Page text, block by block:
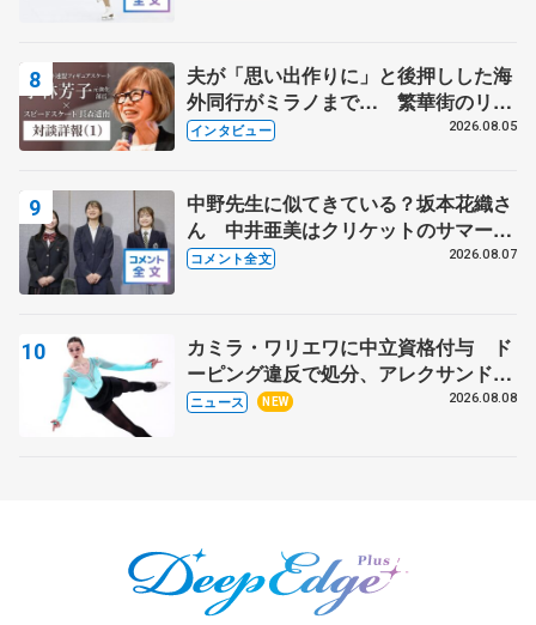
夫が「思い出作りに」と後押しした海
外同行がミラノまで… 繁華街のリン
クでは不良のお兄さんも味方に 小林
インタビュー 2026.08.05
中野先生に似てきている？坂本花織さ
ん 中井亜美はクリケットのサマーキ
ャンプに 島田麻央はたくさん試合に
コメント全文 2026.08.07
カミラ・ワリエワに中立資格付与 ド
ーピング違反で処分、アレクサンド
ラ・イグナトワも
ニュース NEW 2026.08.08